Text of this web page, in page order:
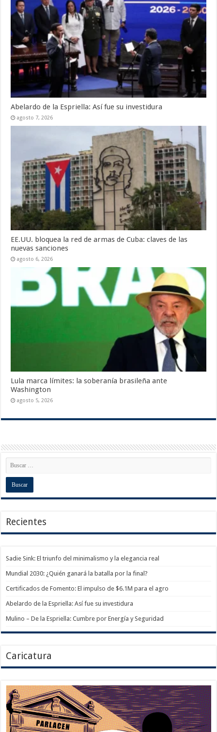
Abelardo de la Espriella: Así fue su investidura
agosto 7, 2026
EE.UU. bloquea la red de armas de Cuba: claves de las
nuevas sanciones
agosto 6, 2026
Lula marca límites: la soberanía brasileña ante
Washington
agosto 5, 2026
Recientes
Sadie Sink: El triunfo del minimalismo y la elegancia real
Mundial 2030: ¿Quién ganará la batalla por la final?
Certificados de Fomento: El impulso de $6.1M para el agro
Abelardo de la Espriella: Así fue su investidura
Mulino – De la Espriella: Cumbre por Energía y Seguridad
Caricatura